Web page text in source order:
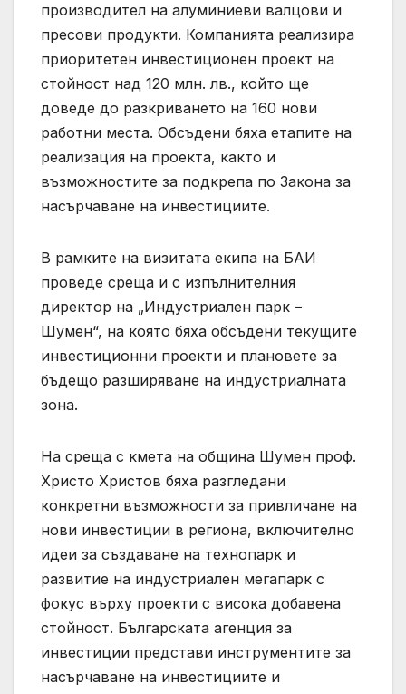
производител на алуминиеви валцови и
пресови продукти. Компанията реализира
приоритетен инвестиционен проект на
стойност над 120 млн. лв., който ще
доведе до разкриването на 160 нови
работни места. Обсъдени бяха етапите на
реализация на проекта, както и
възможностите за подкрепа по Закона за
насърчаване на инвестициите.
В рамките на визитата екипа на БАИ
проведе среща и с изпълнителния
директор на „Индустриален парк –
Шумен“, на която бяха обсъдени текущите
инвестиционни проекти и плановете за
бъдещо разширяване на индустриалната
зона.
На среща с кмета на община Шумен проф.
Христо Христов бяха разгледани
конкретни възможности за привличане на
нови инвестиции в региона, включително
идеи за създаване на технопарк и
развитие на индустриален мегапарк с
фокус върху проекти с висока добавена
стойност. Българската агенция за
инвестиции представи инструментите за
насърчаване на инвестициите и